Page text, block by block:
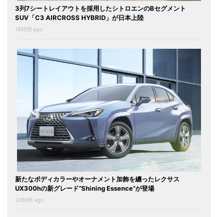
3列7シートレイアウトを採用したシトロエンのBセグメント
SUV「C3 AIRCROSS HYBRID」が日本上陸
18時間 ago
新たなボディカラーやオーナメント加飾を纏ったレクサス
UX300hの新グレード“Shining Essence”が登場
20時間 ago